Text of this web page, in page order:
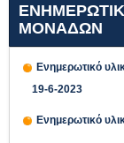
ΜΟΝΑΔΩΝ
Ενημερωτικό
19-6-2023
Ενημερωτικό